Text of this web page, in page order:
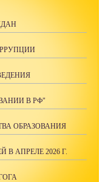
В РФ"
ОБРАЗОВАНИЯ
АПРЕЛЕ 2026 Г.